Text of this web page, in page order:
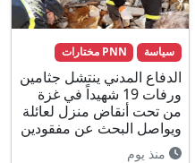
سياسة PNN مختارات
الدفاع المدني ينتشل جثامين
ورفات 19 شهيداً في غزة
من تحت أنقاض منزل لعائلة
ويواصل البحث عن مفقودين
منذ يوم